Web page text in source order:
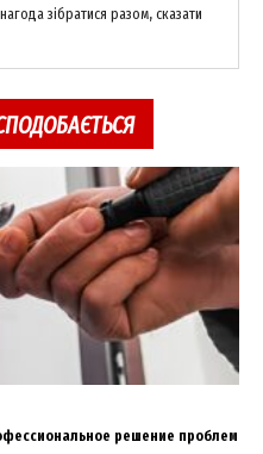
NOW
зібратися разом, сказати
решение проблем